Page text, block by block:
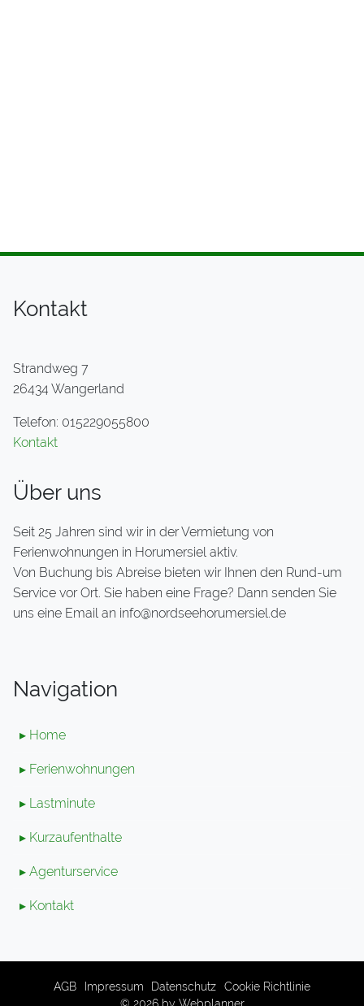
Kontakt
Strandweg 7
26434 Wangerland
Telefon: 015229055800
Kontakt
Über uns
Seit 25 Jahren sind wir in der Vermietung von
Ferienwohnungen in Horumersiel aktiv.
Von Buchung bis Abreise bieten wir Ihnen den Rund-um
Service vor Ort. Sie haben eine Frage? Dann senden Sie
uns eine Email an info@nordseehorumersiel.de
Navigation
▸ Home
▸ Ferienwohnungen
▸ Lastminute
▸ Kurzaufenthalte
▸ Agenturservice
▸ Kontakt
AGB Impressum Datenschutz Cookie Richtlinie